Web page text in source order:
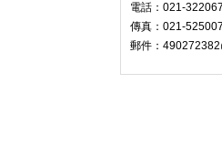
電話：021-
傳真：021-
郵件：